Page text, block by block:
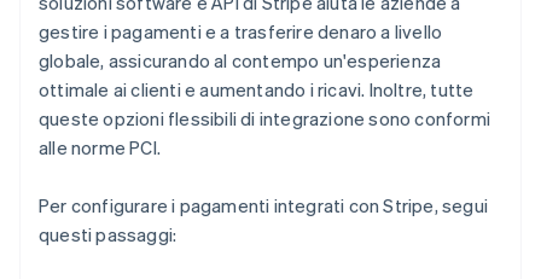
gestire i pagamenti e a trasferire denaro a livello
globale, assicurando al contempo un'esperienza
ottimale ai clienti e aumentando i ricavi. Inoltre, tutte
queste opzioni flessibili di integrazione sono conformi
alle norme PCI.
Per configurare i pagamenti integrati con Stripe, segui
questi passaggi: